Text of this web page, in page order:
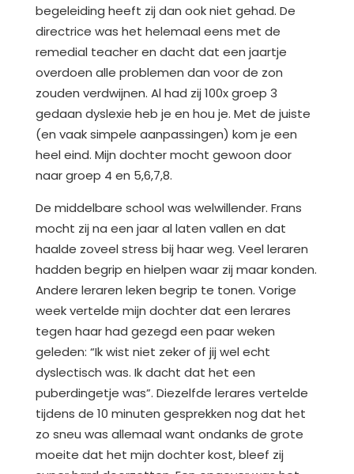
begeleiding heeft zij dan ook niet gehad. De
directrice was het helemaal eens met de
remedial teacher en dacht dat een jaartje
overdoen alle problemen dan voor de zon
zouden verdwijnen. Al had zij 100x groep 3
gedaan dyslexie heb je en hou je. Met de juiste
(en vaak simpele aanpassingen) kom je een
heel eind. Mijn dochter mocht gewoon door
naar groep 4 en 5,6,7,8.
De middelbare school was welwillender. Frans
mocht zij na een jaar al laten vallen en dat
haalde zoveel stress bij haar weg. Veel leraren
hadden begrip en hielpen waar zij maar konden.
Andere leraren leken begrip te tonen. Vorige
week vertelde mijn dochter dat een lerares
tegen haar had gezegd een paar weken
geleden: “Ik wist niet zeker of jij wel echt
dyslectisch was. Ik dacht dat het een
puberdingetje was”. Diezelfde lerares vertelde
tijdens de 10 minuten gesprekken nog dat het
zo sneu was allemaal want ondanks de grote
moeite dat het mijn dochter kost, bleef zij